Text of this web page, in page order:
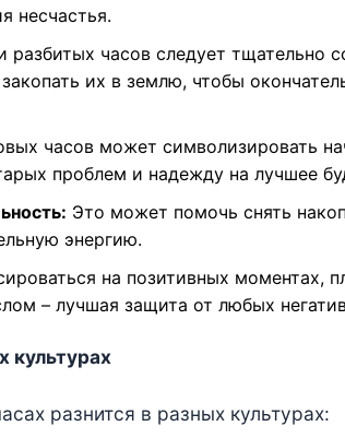
несчастья.
разбитых часов следует тщательно
их в землю, чтобы
часов может символизировать
проблем и надежду на лучшее
Это может помочь снять
энергию.
на позитивных моментах,
– лучшая защита от любых
культурах
разнится в разных культурах: